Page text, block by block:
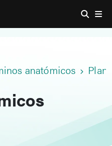
anatómicos